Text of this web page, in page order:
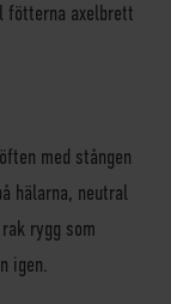
fötterna axelbrett
med stången
hälarna, neutral
rygg som
igen.